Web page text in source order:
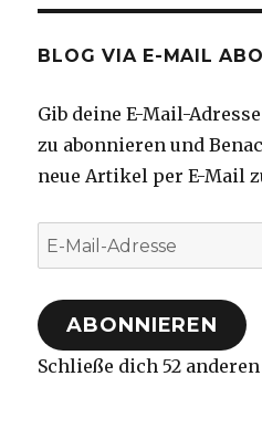
BLOG VIA E-MAIL
Gib deine E-Mail-
zu abonnieren und
neue Artikel per E-Mail
E-
Mail-
Adresse
ABONNIEREN
Schließe dich 52